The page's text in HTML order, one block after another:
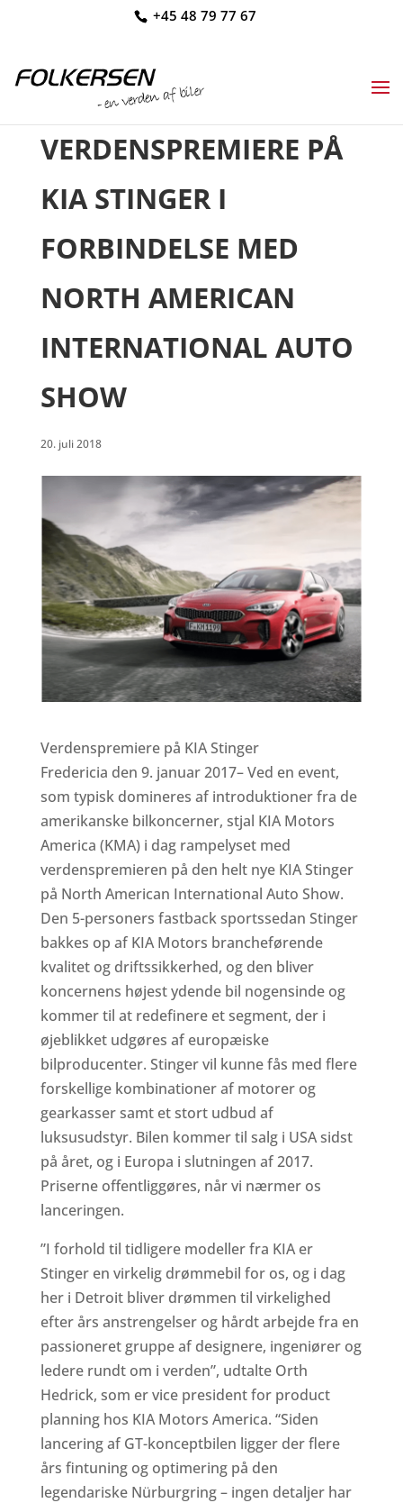
+45 48 79 77 67
VERDENSPREMIERE PÅ
KIA STINGER I
FORBINDELSE MED
NORTH AMERICAN
INTERNATIONAL AUTO
SHOW
20. juli 2018
Verdenspremiere på KIA Stinger
Fredericia den 9. januar 2017– Ved en event,
som typisk domineres af introduktioner fra de
amerikanske bilkoncerner, stjal KIA Motors
America (KMA) i dag rampelyset med
verdenspremieren på den helt nye KIA Stinger
på North American International Auto Show.
Den 5-personers fastback sportssedan Stinger
bakkes op af KIA Motors brancheførende
kvalitet og driftssikkerhed, og den bliver
koncernens højest ydende bil nogensinde og
kommer til at redefinere et segment, der i
øjeblikket udgøres af europæiske
bilproducenter. Stinger vil kunne fås med flere
forskellige kombinationer af motorer og
gearkasser samt et stort udbud af
luksusudstyr. Bilen kommer til salg i USA sidst
på året, og i Europa i slutningen af 2017.
Priserne offentliggøres, når vi nærmer os
lanceringen.
”I forhold til tidligere modeller fra KIA er
Stinger en virkelig drømmebil for os, og i dag
her i Detroit bliver drømmen til virkelighed
efter års anstrengelser og hårdt arbejde fra en
passioneret gruppe af designere, ingeniører og
ledere rundt om i verden”, udtalte Orth
Hedrick, som er vice president for product
planning hos KIA Motors America. “Siden
lancering af GT-konceptbilen ligger der flere
års fintuning og optimering på den
legendariske Nürburgring – ingen detaljer har